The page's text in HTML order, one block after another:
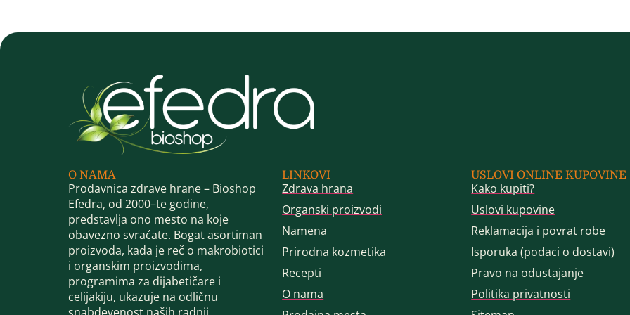
O NAMA
Prodavnica zdrave hrane – Bioshop
Efedra, od 2000–te godine,
predstavlja ono mesto na koje
obavezno svraćate. Bogat asortiman
proizvoda, kada je reč o makrobiotici
i organskim proizvodima,
programima za dijabetičare i
celijakiju, ukazuje na odličnu
LINKOVI
Zdrava hrana
Organski proizvodi
Namena
Prirodna kozmetika
Recepti
O nama
USLOVI ONLINE KUPOVINE
Kako kupiti?
Uslovi kupovine
Reklamacija i povrat robe
Isporuka (podaci o dostavi)
Pravo na odustajanje
Politika privatnosti